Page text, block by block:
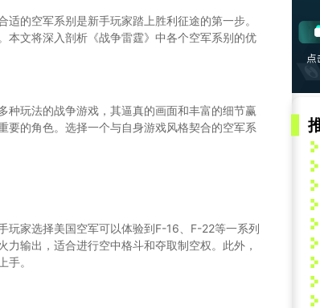
的空军系别是新手玩家踏上胜利征途的第一步。
本文将深入剖析《战争雷霆》中各个空军系别的优
种玩法的战争游戏，其逼真的画面和丰富的细节赢
要的角色。选择一个与自身游戏风格契合的空军系
玩家选择美国空军可以体验到F-16、F-22等一系列
输出，适合进行空中格斗和夺取制空权。此外，
手。